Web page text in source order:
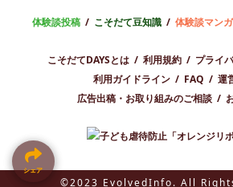
シェア
体験談投稿 こそだて豆知識 体験談マンガ
こそだてDAYSとは 利用規約
プライ
利用ガイドライン
FAQ
運
広告出稿・お取り組みのご相談
©2023 EvolvedInfo. All
シェア